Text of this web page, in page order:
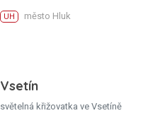
UH město Hluk
Vsetín
světelná křižovatka ve Vsetíně